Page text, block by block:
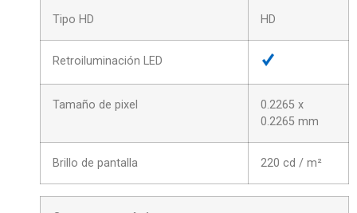
Tipo HD HD
Retroiluminación LED
Tamaño de pixel
0.2265 x
0.2265 mm
Brillo de pantalla 220 cd / m²